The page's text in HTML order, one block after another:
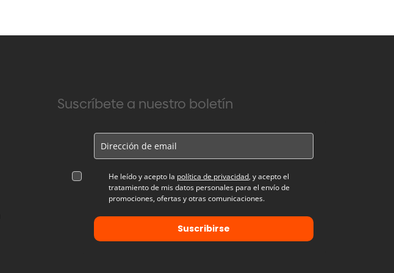
Suscríbete a nuestro boletín
He leído y acepto la política de privacidad, y acepto el
tratamiento de mis datos personales para el envío de
promociones, ofertas y otras comunicaciones.
Suscribirse